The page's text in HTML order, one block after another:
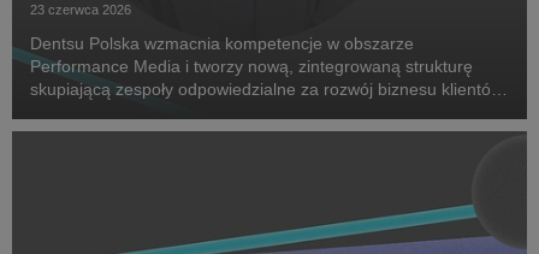
23 czerwca 2026
Dentsu Polska wzmacnia kompetencje w obszarze
Performance Media i tworzy nową, zintegrowaną strukturę
skupiającą zespoły odpowiedzialne za rozwój biznesu klientów
Na czele nowego obszaru stanęła Marta Bińczyk jako H...